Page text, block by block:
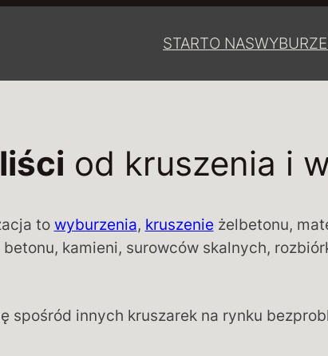
STARTO NAS
od kruszenia i
to wyburzenia, kruszenie żelbetonu,
kamieni, surowców skalnych,
spośród innych kruszarek na rynku